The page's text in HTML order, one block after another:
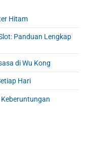
Hitam
Panduan Lengkap
di Wu Kong
Hari